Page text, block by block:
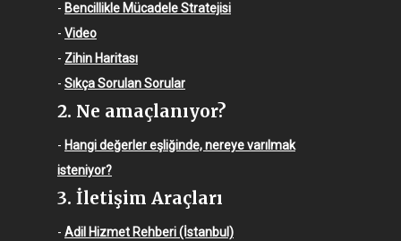
- Bencillikle Mücadele Stratejisi
- Video
- Zihin Haritası
- Sıkça Sorulan Sorular
2. Ne amaçlanıyor?
- Hangi değerler eşliğinde, nereye varılmak
isteniyor?
3. İletişim Araçları
- Adil Hizmet Rehberi (İstanbul)